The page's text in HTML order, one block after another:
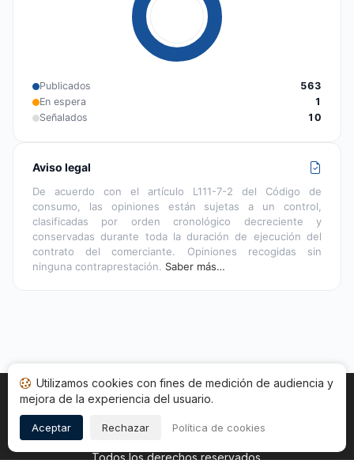
Publicados
563
En espera
1
Señalados
10
Aviso legal
De acuerdo con el artículo L111-7-2 del Código de
consumo, las opiniones están sujetas a un control,
clasificadas por orden cronológico decreciente y
conservadas durante toda la duración de ejecución del
contrato del comerciante. Opiniones recogidas sin
ninguna contraprestación. Saber más…
Inicio Estado opiniones Categorías
Copyright © 2026
Todos los derechos reservados.
Utilizamos cookies con fines de medición de audiencia y
mejora de la experiencia del usuario.
Aceptar Rechazar Política de cookies